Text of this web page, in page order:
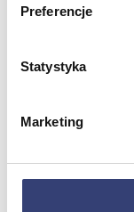
Preferencje
Statystyka
Marketing
Parawany
Fotele do masażu